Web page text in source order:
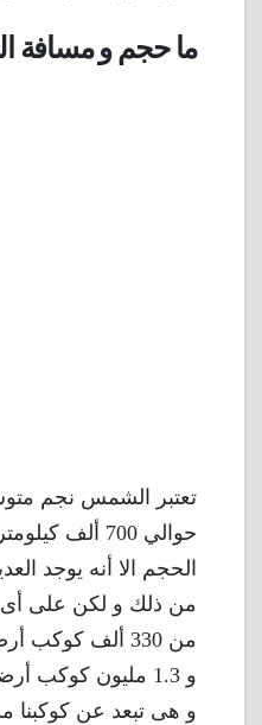
ما حجم و مسافة
تعتبر الشمس نجم
حوالي 700
الحجم الا أنه يوجد
من ذلك و لكن على أى
من 330 ألف
و 1.3 مليون